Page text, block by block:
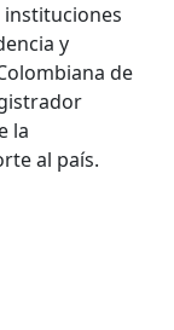
instituciones
y
de
la
al país.